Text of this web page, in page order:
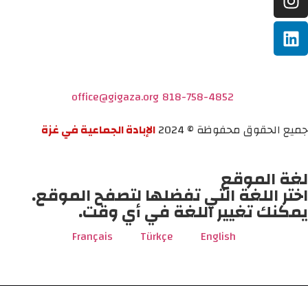
818-758-4852
office@gigaza.org
جميع الحقوق محفوظة © 2024
الإبادة الجماعية في غزة
لغة الموقع
اختر اللغة التي تفضلها لتصفح الموقع.
يمكنك تغيير اللغة في أي وقت.
English
Türkçe
Français